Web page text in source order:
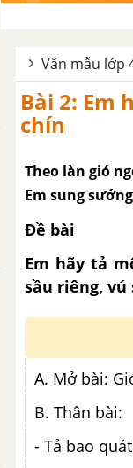
Văn mẫu lớp
Bài 2: Em
chín
Theo làn gió
Em sung
Đề bài
Em hãy tả
sầu riêng, vú
A. Mở bài:
B. Thân bài:
- Tả bao